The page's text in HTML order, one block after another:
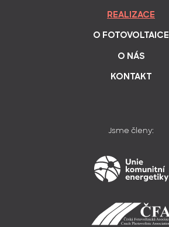
REALIZACE
O FOTOVOLTAICE
O NÁS
KONTAKT
Jsme členy: